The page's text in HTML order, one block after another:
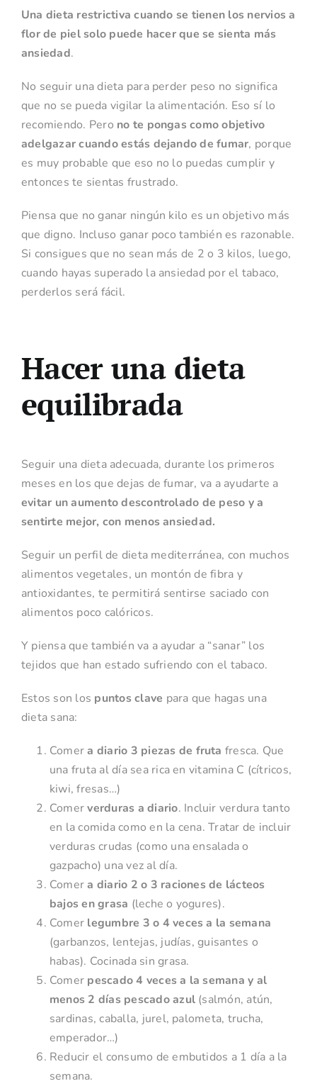
Una dieta restrictiva cuando se tienen los nervios a
flor de piel solo puede hacer que se sienta más
ansiedad.
No seguir una dieta para perder peso no significa
que no se pueda vigilar la alimentación. Eso sí lo
recomiendo. Pero no te pongas como objetivo
adelgazar cuando estás dejando de fumar, porque
es muy probable que eso no lo puedas cumplir y
entonces te sientas frustrado.
Piensa que no ganar ningún kilo es un objetivo más
que digno. Incluso ganar poco también es razonable.
Si consigues que no sean más de 2 o 3 kilos, luego,
cuando hayas superado la ansiedad por el tabaco,
perderlos será fácil.
Hacer una dieta
equilibrada
Seguir una dieta adecuada, durante los primeros
meses en los que dejas de fumar, va a ayudarte a
evitar un aumento descontrolado de peso y a
sentirte mejor, con menos ansiedad.
Seguir un perfil de dieta mediterránea, con muchos
alimentos vegetales, un montón de fibra y
antioxidantes, te permitirá sentirse saciado con
alimentos poco calóricos.
Y piensa que también va a ayudar a “sanar” los
tejidos que han estado sufriendo con el tabaco.
Estos son los puntos clave para que hagas una
dieta sana:
Comera diario 3 piezas de fruta fresca. Que
una fruta al día sea rica en vitamina C (cítricos,
kiwi, fresas…)
Comerverduras a diario. Incluir verdura tanto
en la comida como en la cena. Tratar de incluir
verduras crudas (como una ensalada o
gazpacho) una vez al día.
Comera diario 2 o 3 raciones de lácteos
bajos en grasa (leche o yogures).
Comer legumbre 3 o 4 veces a la semana
(garbanzos, lentejas, judías, guisantes o
habas). Cocinada sin grasa.
Comer pescado 4 veces a la semana y al
menos 2 días pescado azul (salmón, atún,
sardinas, caballa, jurel, palometa, trucha,
emperador…)
Reducir el consumo de embutidos a 1 día a la
semana.